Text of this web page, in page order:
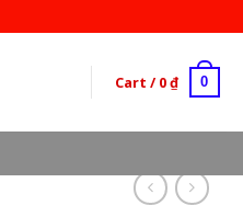
Cart / 0₫ 0